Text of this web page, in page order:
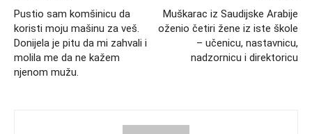
Pustio sam komšinicu da
koristi moju mašinu za veš.
Donijela je pitu da mi zahvali i
molila me da ne kažem
njenom mužu.
Muškarac iz Saudijske Arabije
oženio četiri žene iz iste škole
– učenicu, nastavnicu,
nadzornicu i direktoricu